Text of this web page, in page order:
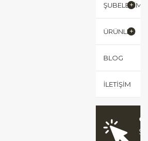
ÜRÜNLER
BLOG
İLETIŞIM